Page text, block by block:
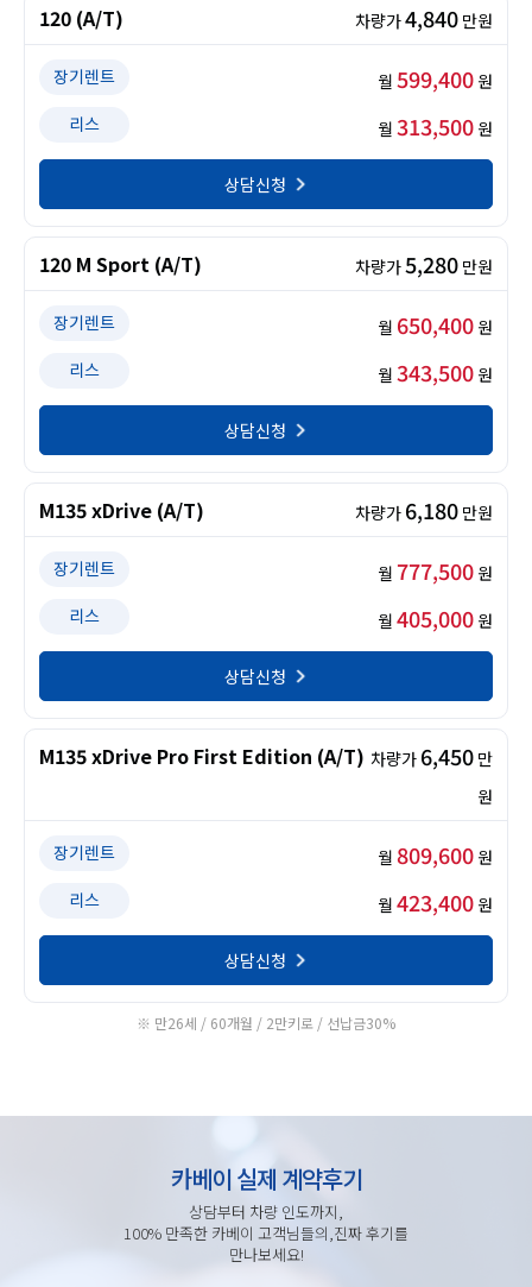
120 (A/T) 차량가4,840 만원
장기렌트 월 599,400 원
리스
월 313,500 원
상담신청
120 M Sport (A/T) 차량가5,280 만원
장기렌트 월 650,400 원
리스
월 343,500 원
상담신청
M135 xDrive (A/T) 차량가 6,180 만원
장기렌트 월 777,500 원
리스
월 405,000 원
상담신청
M135 xDrive Pro First Edition (A/T) 차량가 6,450 만
원
장기렌트 월 809,600 원
리스
월 423,400 원
상담신청
※ 만26세 / 60개월 / 2만키로 / 선납금30%
카베이 실제 계약후기
상담부터 차량 인도까지,
100% 만족한 카베이 고객님들의,진짜 후기를
만나보세요!